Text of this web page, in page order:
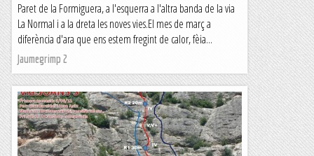
Paret de la Formiguera, a l'esquerra a l'altra banda de la via
La Normal i a la dreta les noves vies.El mes de març a
diferència d'ara que ens estem fregint de calor, fèia...
Jaumegrimp 2